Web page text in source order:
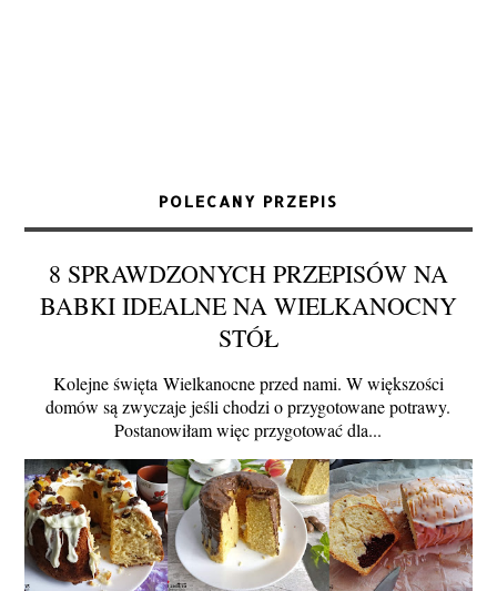
POLECANY PRZEPIS
8 SPRAWDZONYCH PRZEPISÓW NA
BABKI IDEALNE NA WIELKANOCNY
STÓŁ
Kolejne święta Wielkanocne przed nami. W większości
domów są zwyczaje jeśli chodzi o przygotowane potrawy.
Postanowiłam więc przygotować dla...